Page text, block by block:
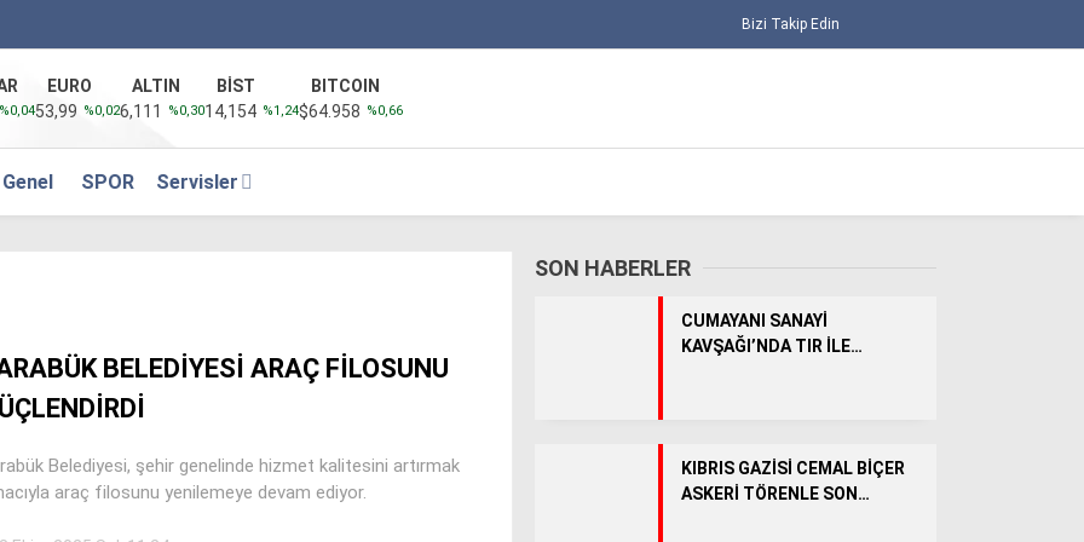
GÜNCEL
Bizi Takip Edin
%0,04
EURO
53,99 %0,02
ALTIN
6,111
%0,30
BİST
14,154 %1,24
BITCOIN
$64.958 %0,66
Genel SPOR Servisler
BELEDİYESİ ARAÇ FİLOSUNU
Belediyesi, şehir genelinde hizmet kalitesini artırmak
araç filosunu yenilemeye devam ediyor.
SON HABERLER
CUMAYANI SANAYİ
KAVŞAĞI’NDA TIR İLE
KIBRIS GAZİSİ CEMAL BİÇER
ASKERİ TÖRENLE SON